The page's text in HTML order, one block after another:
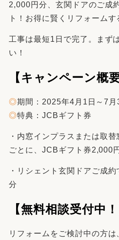
2,000円分、玄関ドアのご成
ト！お得に賢くリフォームす
工事は最短1日で完了。まず
い！
【キャンペーン概要
◎期間：2025年4月1日～7
◎特典：JCBギフト券
・内窓インプラスまたは取
ごとに、JCBギフト券2,000
・リシェント玄関ドアご成
分
【無料相談受付中！
リフォームをご検討中の方